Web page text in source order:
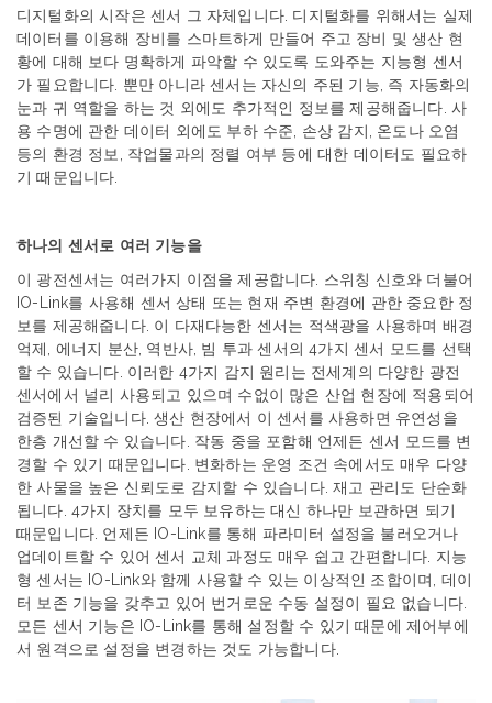
디지털화의 시작은 센서 그 자체입니다 디지털화를 위해서는 실제
데이터를 이용해 장비를 스마트하게 만들어 주고 장비 및 생산 현
황에 대해 보다 명확하게 파악할 수 있도록 도와주는 지능형 센서
가 필요합니다 뿐만 아니라 센서는 자신의 주된 기능 즉 자동화의
눈과 귀 역할을 하는 것 외에도 추가적인 정보를 제공해줍니다 .사
용 수명에 관한 데이터 외에도 부하 수준 손상 감지 온도나 오염
등의 환경 정보 작업물과의 정렬 여부 등에 대한 데이터도 필요하
기 때문입니다
하나의 센서로 여러 기능을
이 광전센서는 여러가지 이점을 제공합니다 스위칭 신호와 더불어
IO-
Link를 사용해 센서 상태 또는 현재 주변 환경에 관한 중요한 정
보를 제공해줍니다. 이 다재다능한 센서는 적색광을 사용하며 배경
억제
에너지 분산 역반사 빔 투과 센서의 4가지 센서 모드를 선택
할 수 있습니다 이러한 4가지 감지 원리는 전세계의 다양한 광전
센서에서 널리 사용되고 있으며 수없이 많은 산업 현장에 적용되어
검증된 기술입니다.생산 현장에서 이 센서를 사용하면 유연성을
한층 개선할 수 있습니다 작동 중을 포함해 언제든 센서 모드를 변
경할 수 있기 때문입니다 변화하는 운영 조건 속에서도 매우 다양
한 사물을 높은 신뢰도로 감지할 수 있습니다.재고 관리도 단순화
됩니다 . 4가지 장치를 모두 보유하는 대신 하나만 보관하면 되기
때문입니다 언제든 IO-Link를 통해 파라미터 설정을 불러오거나
업데이트할 수 있어 센서 교체 과정도 매우 쉽고 간편합니다 지능
형 센서는 IO-Link와 함께 사용할 수 있는 이상적인 조합이며
데이
터 보존 기능을 갖추고 있어 번거로운 수동 설정이 필요 없습니다
모든 센서 기능은 IO-Link를 통해 설정할 수 있기 때문에 제어부에
서 원격으로 설정을 변경하는 것도 가능합니다.